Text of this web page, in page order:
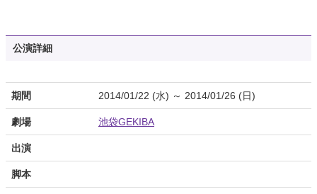
公演詳細
期間 2014/01/22 (水) ～ 2014/01/26 (日)
劇場 池袋GEKIBA
出演
脚本